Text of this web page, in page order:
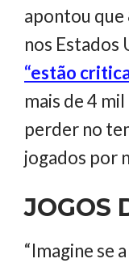
apontou que
nos Estados
“estão
mais de 4
perder no
jogados por
JOGOS
“Imagine se